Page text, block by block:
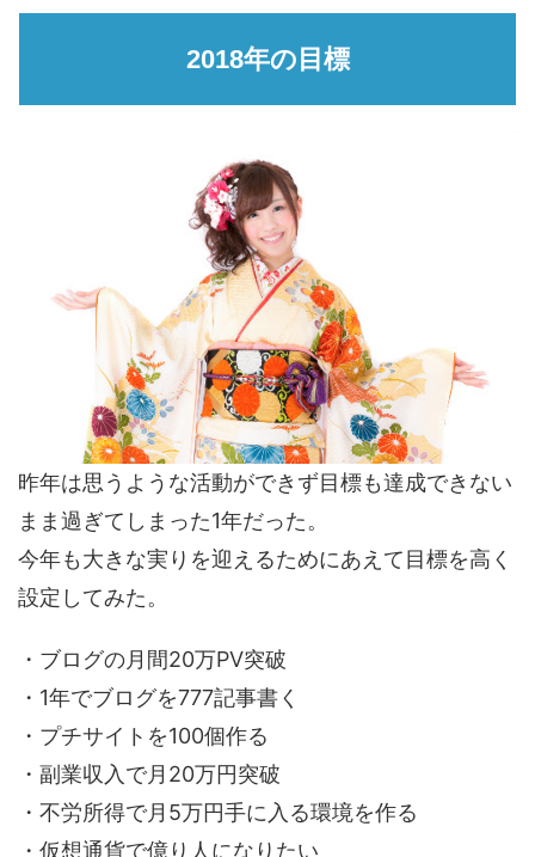
2018年の目標
昨年は思うような活動ができず目標も達成できない
まま過ぎてしまった1年だった。
今年も大きな実りを迎えるためにあえて目標を高く
設定してみた。
・ブログの月間20万PV突破
・1年でブログを777記事書く
・プチサイトを100個作る
・副業収入で月20万円突破
・不労所得で月5万円手に入る環境を作る
・仮想通貨で億り人になりたい